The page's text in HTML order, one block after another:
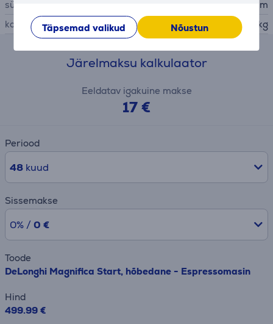
Täpsemad valikud Nõustun
sügavus
44 cm
kaal
8,8 kg
Järelmaksu kalkulaator
Eeldatav igakuine makse
17 €
Periood
48kuud
Sissemakse
0% / 0 €
Toode
DeLonghi Magnifica Start, hõbedane - Espressomasin
Hind
499.99 €